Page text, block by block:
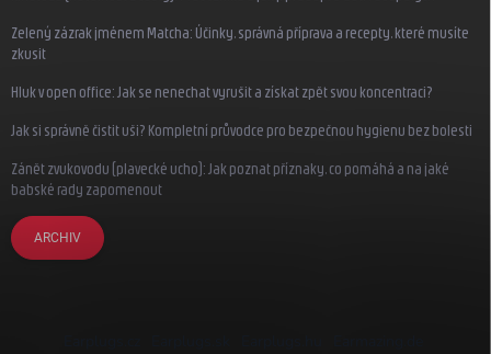
Zelený zázrak jménem Matcha: Účinky, správná příprava a recepty, které musíte
zkusit
Hluk v open office: Jak se nenechat vyrušit a získat zpět svou koncentraci?
Jak si správně čistit uši? Kompletní průvodce pro bezpečnou hygienu bez bolesti
Zánět zvukovodu (plavecké ucho): Jak poznat příznaky, co pomáhá a na jaké
babské rady zapomenout
ARCHIV